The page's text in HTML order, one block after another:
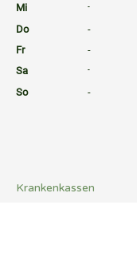
Mi
-
Do
-
Fr -
Sa -
So
-
Krankenkassen